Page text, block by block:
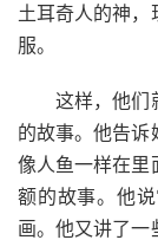
土耳奇人的神，
服。
这样，他们就
的故事。他告诉
像人鱼一样在里
额的故事。他
画。他又讲了一